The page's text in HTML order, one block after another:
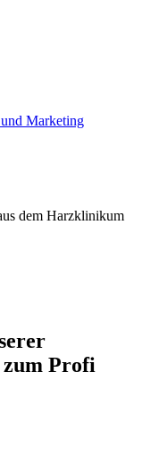
Marketing
zum Profi